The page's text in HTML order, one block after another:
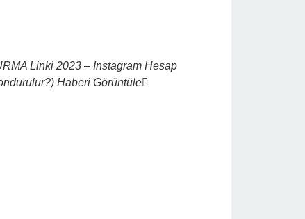
Linki 2023 – Instagram Hesap
Haberi Görüntüle